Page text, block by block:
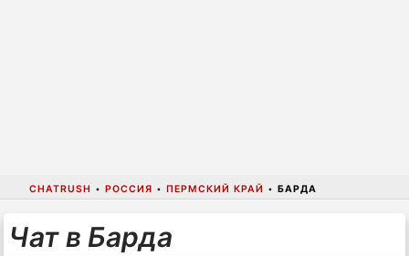
CHATRUSH • РОССИЯ • ПЕРМСКИЙ КРАЙ • БАРДА
Чат в Барда